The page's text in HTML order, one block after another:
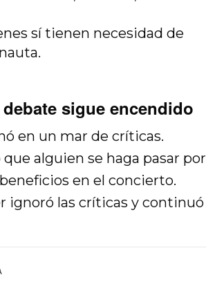
sí tienen necesidad de
sigue encendido
en un mar de críticas.
alguien se haga pasar por
en el concierto.
ignoró las críticas y continuó